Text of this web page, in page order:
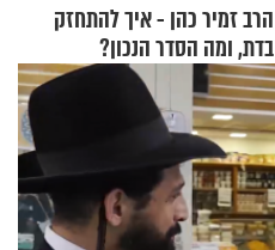
הרב זמיר כהן - איך להתחזק
בדת, ומה הסדר הנכון?